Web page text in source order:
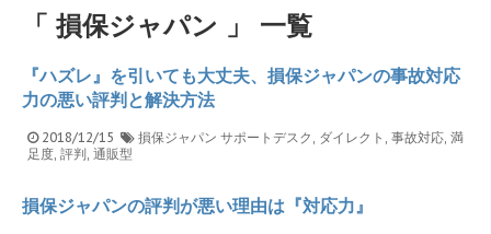
「 損保ジャパン 」 一覧
『ハズレ』を引いても大丈夫、損保ジャパンの事故対応
力の悪い評判と解決方法
2018/12/15 損保ジャパン サポートデスク , ダイレクト , 事故対応, 満
足度, 評判, 通販型
損保ジャパンの評判が悪い理由は『対応力』